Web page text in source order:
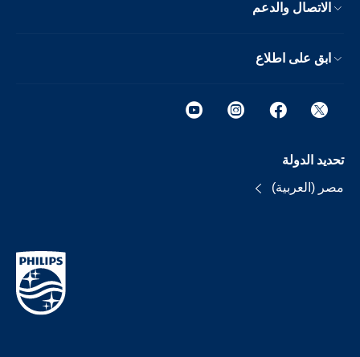
الاتصال والدعم
ابق على اطلاع
تحديد الدولة
مصر (العربية)